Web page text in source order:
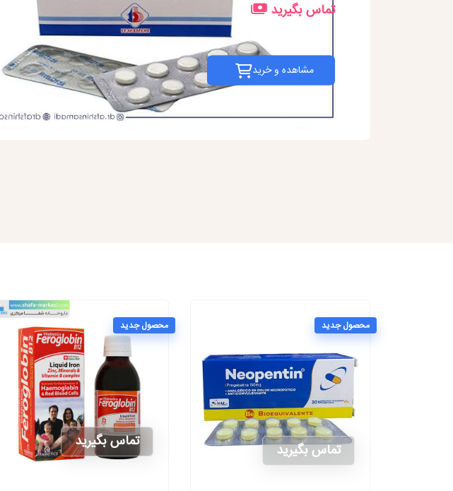
تماس بگیرید
مشاهده و خرید
محصول جدید
تماس بگیرید
محصول جدید
تماس بگیرید